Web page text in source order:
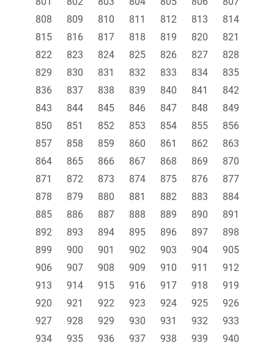
808
809 810 811 812 813
814
815
816 817 818 819 820
821
822
823 824 825 826 827
828
829
830 831 832 833 834
835
836
837 838 839 840 841
842
843
844 845 846 847 848
849
850
851 852 853 854 855
856
857
858 859 860 861 862
863
864
865 866 867 868 869
870
871
872 873 874 875 876
877
878
879 880 881 882 883
884
885
886 887 888 889 890
891
892
893 894 895 896 897
898
899
900 901 902 903 904
905
906
907 908 909 910 911
912
913
914 915 916 917 918
919
920
921 922 923 924 925
926
927
928 929 930 931 932
933
934
935 936 937 938 939
940